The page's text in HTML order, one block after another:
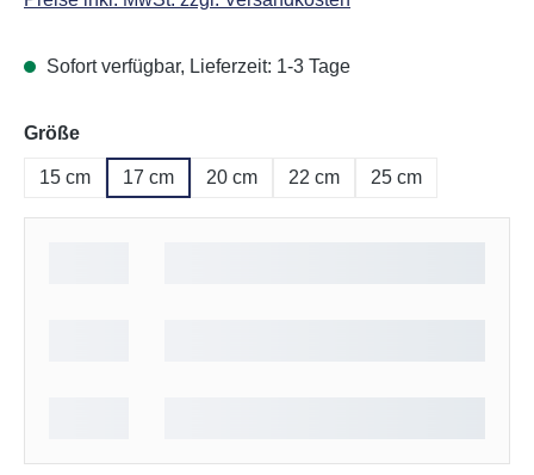
Sofort verfügbar, Lieferzeit: 1-3 Tage
Größeauswählen
15 cm 17 cm 20 cm 22 cm 25 cm